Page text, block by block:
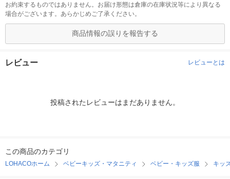
お約束するものではありません。お届け形態は倉庫の在庫状況等により異なる
場合がございます。あらかじめご了承ください。
商品情報の誤りを報告する
レビュー レビューとは
投稿されたレビューはまだありません。
この商品のカテゴリ
LOHACOホーム ベビーキッズ・マタニティ ベビー・キッズ服 キッ